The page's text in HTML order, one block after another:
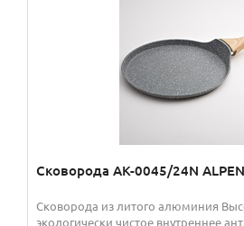
Сковорода AK-0045/24N
Сковорода из литого алюминия
экологически чистое внутреннее